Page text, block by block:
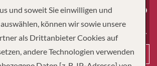
Suchen
und soweit Sie einwilligen und
können wir sowie unsere
als Drittanbieter Cookies auf
andere Technologien verwenden